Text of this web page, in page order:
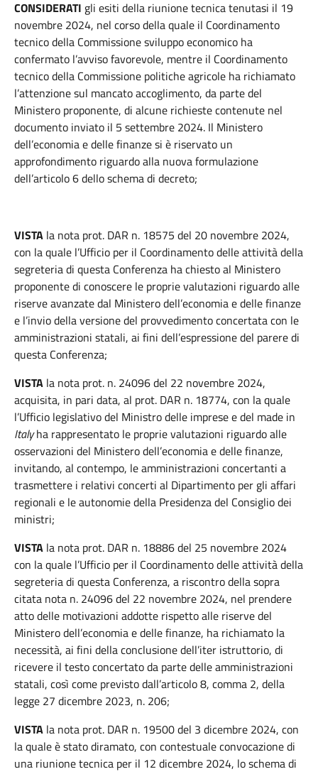
CONSIDERATI gli esiti della riunione tecnica tenutasi il 19
novembre 2024, nel corso della quale il Coordinamento
tecnico della Commissione sviluppo economico ha
confermato l’avviso favorevole, mentre il Coordinamento
tecnico della Commissione politiche agricole ha richiamato
l’attenzione sul mancato accoglimento, da parte del
Ministero proponente, di alcune richieste contenute nel
documento inviato il 5 settembre 2024. Il Ministero
dell’economia e delle finanze si è riservato un
approfondimento riguardo alla nuova formulazione
dell’articolo 6 dello schema di decreto;
VISTA la nota prot. DAR n. 18575 del 20 novembre 2024,
con la quale l’Ufficio per il Coordinamento delle attività della
segreteria di questa Conferenza ha chiesto al Ministero
proponente di conoscere le proprie valutazioni riguardo alle
riserve avanzate dal Ministero dell’economia e delle finanze
e l’invio della versione del provvedimento concertata con le
amministrazioni statali, ai fini dell’espressione del parere di
questa Conferenza;
VISTA la nota prot. n. 24096 del 22 novembre 2024,
acquisita, in pari data, al prot. DAR n. 18774, con la quale
l’Ufficio legislativo del Ministro delle imprese e del made in
Italyha rappresentato le proprie valutazioni riguardo alle
osservazioni del Ministero dell’economia e delle finanze,
invitando, al contempo, le amministrazioni concertanti a
trasmettere i relativi concerti al Dipartimento per gli affari
regionali e le autonomie della Presidenza del Consiglio dei
ministri;
VISTA la nota prot. DAR n. 18886 del 25 novembre 2024
con la quale l’Ufficio per il Coordinamento delle attività della
segreteria di questa Conferenza, a riscontro della sopra
citata nota n. 24096 del 22 novembre 2024, nel prendere
atto delle motivazioni addotte rispetto alle riserve del
Ministero dell’economia e delle finanze, ha richiamato la
necessità, ai fini della conclusione dell’iter istruttorio, di
ricevere il testo concertato da parte delle amministrazioni
statali, così come previsto dall’articolo 8, comma 2, della
legge 27 dicembre 2023, n. 206;
VISTA la nota prot. DAR n. 19500 del 3 dicembre 2024, con
la quale è stato diramato, con contestuale convocazione di
una riunione tecnica per il 12 dicembre 2024, lo schema di